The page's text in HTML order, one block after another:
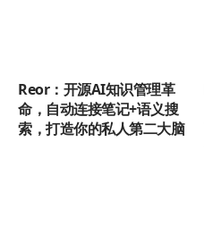
Reor：开源AI知识管理革
命，自动连接笔记+语义搜
索，打造你的私人第二大脑